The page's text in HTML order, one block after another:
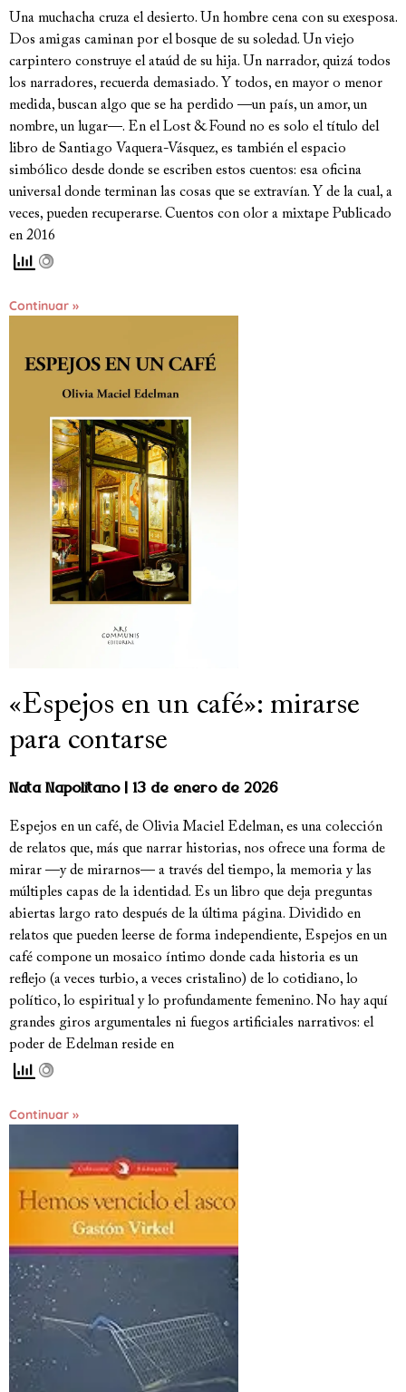
Una muchacha cruza el desierto. Un hombre cena con su exesposa.
Dos amigas caminan por el bosque de su soledad. Un viejo
carpintero construye el ataúd de su hija. Un narrador, quizá todos
los narradores, recuerda demasiado. Y todos, en mayor o menor
medida, buscan algo que se ha perdido —un país, un amor, un
nombre, un lugar—. En el Lost & Found no es solo el título del
libro de Santiago Vaquera-Vásquez, es también el espacio
simbólico desde donde se escriben estos cuentos: esa oficina
universal donde terminan las cosas que se extravían. Y de la cual, a
veces, pueden recuperarse. Cuentos con olor a mixtape Publicado
en 2016
Continuar »
«Espejos en un café»: mirarse
para contarse
Nata Napolitano 13 de enero de 2026
Espejos en un café, de Olivia Maciel Edelman, es una colección
de relatos que, más que narrar historias, nos ofrece una forma de
mirar —y de mirarnos— a través del tiempo, la memoria y las
múltiples capas de la identidad. Es un libro que deja preguntas
abiertas largo rato después de la última página. Dividido en
relatos que pueden leerse de forma independiente, Espejos en un
café compone un mosaico íntimo donde cada historia es un
reflejo (a veces turbio, a veces cristalino) de lo cotidiano, lo
político, lo espiritual y lo profundamente femenino. No hay aquí
grandes giros argumentales ni fuegos artificiales narrativos: el
poder de Edelman reside en
Continuar »